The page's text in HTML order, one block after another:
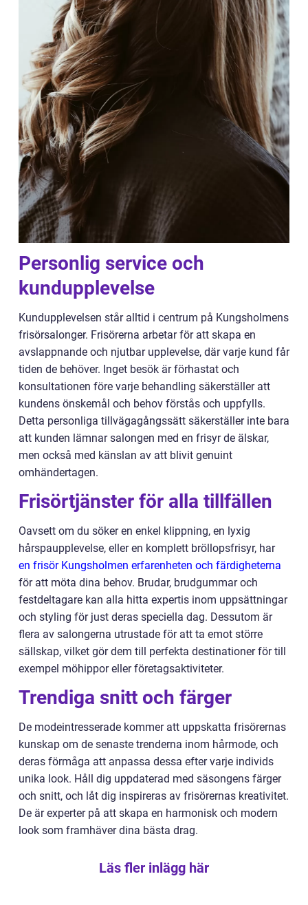
Personlig service och
kundupplevelse
Kundupplevelsen står alltid i centrum på Kungsholmens
frisörsalonger. Frisörerna arbetar för att skapa en
avslappnande och njutbar upplevelse, där varje kund får
tiden de behöver. Inget besök är förhastat och
konsultationen före varje behandling säkerställer att
kundens önskemål och behov förstås och uppfylls.
Detta personliga tillvägagångssätt säkerställer inte bara
att kunden lämnar salongen med en frisyr de älskar,
men också med känslan av att blivit genuint
omhändertagen.
Frisörtjänster för alla tillfällen
Oavsett om du söker en enkel klippning, en lyxig
hårspaupplevelse, eller en komplett bröllopsfrisyr, har
en frisör Kungsholmen erfarenheten och färdigheterna
för att möta dina behov. Brudar, brudgummar och
festdeltagare kan alla hitta expertis inom uppsättningar
och styling för just deras speciella dag. Dessutom är
flera av salongerna utrustade för att ta emot större
sällskap, vilket gör dem till perfekta destinationer för till
exempel möhippor eller företagsaktiviteter.
Trendiga snitt och färger
De modeintresserade kommer att uppskatta frisörernas
kunskap om de senaste trenderna inom hårmode, och
deras förmåga att anpassa dessa efter varje individs
unika look. Håll dig uppdaterad med säsongens färger
och snitt, och låt dig inspireras av frisörernas kreativitet.
De är experter på att skapa en harmonisk och modern
look som framhäver dina bästa drag.
Läs fler inlägg här